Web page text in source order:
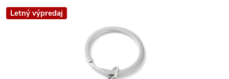
Letný výpredaj